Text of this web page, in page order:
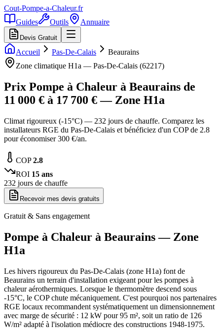
Cout-Pompe-a-Chaleur.fr
Guides
Outils Annuaire
Devis Gratuit
Accueil Pas-De-Calais
Beaurains
Zone climatique H1a — Pas-De-Calais (62217)
Prix Pompe à Chaleur à Beaurains de
11 000 € à 17 700 € — Zone H1a
Climat rigoureux (-15°C) — 232 jours de chauffe. Comparez les
installateurs RGE du Pas-De-Calais et bénéficiez d'un COP de 2.8
pour économiser 300 €/an.
COP2.8
ROI 15 ans
232 jours de chauffe
Recevoir mes devis gratuits
Gratuit & Sans engagement
Pompe à Chaleur à Beaurains— Zone
H1a
Les hivers rigoureux du Pas-De-Calais (zone H1a) font de
Beaurains un terrain d'installation exigeant pour les pompes à
chaleur aérothermiques. Lorsque le thermomètre descend sous
-15°C, le COP chute mécaniquement. C'est pourquoi nos partenaires
RGE locaux recommandent systématiquement un dimensionnement
avec marge de sécurité : 12 kW pour 95 m², soit un ratio de 126
W/m² adapté à l'isolation médiocre des constructions 1948-1975.